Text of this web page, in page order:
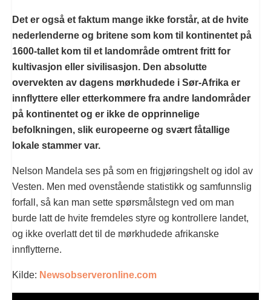
Det er også et faktum mange ikke forstår, at de hvite
nederlenderne og britene som kom til kontinentet på
1600-tallet kom til et landområde omtrent fritt for
kultivasjon eller sivilisasjon. Den absolutte
overvekten av dagens mørkhudede i Sør-Afrika er
innflyttere eller etterkommere fra andre landområder
på kontinentet og er ikke de opprinnelige
befolkningen, slik europeerne og svært fåtallige
lokale stammer var.
Nelson Mandela ses på som en frigjøringshelt og idol av
Vesten. Men med ovenstående statistikk og samfunnslig
forfall, så kan man sette spørsmålstegn ved om man
burde latt de hvite fremdeles styre og kontrollere landet,
og ikke overlatt det til de mørkhudede afrikanske
innflytterne.
Kilde: Newsobserveronline.com